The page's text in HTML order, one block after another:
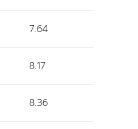
7.64
8.17
8.36